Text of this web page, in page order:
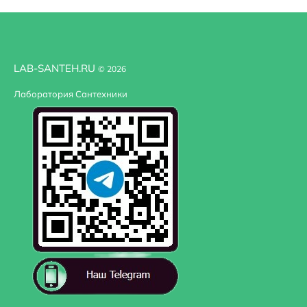
Стилистика дизайна современный
LAB-SANTEH.RU © 2026
Лаборатория Сантехники